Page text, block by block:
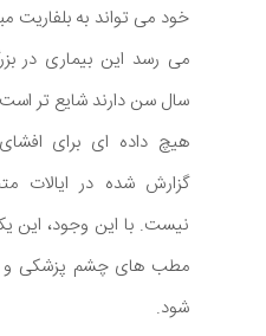
خود می تواند به بلفاریت
سال سن دارند شایع تر
هیچ داده ای برای
گزارش شده در ایالات
نیست. با این وجود، این
مطب های چشم پزشکی و
شود.